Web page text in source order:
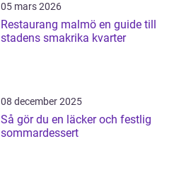
05 mars 2026
Restaurang malmö en guide till
stadens smakrika kvarter
08 december 2025
Så gör du en läcker och festlig
sommardessert